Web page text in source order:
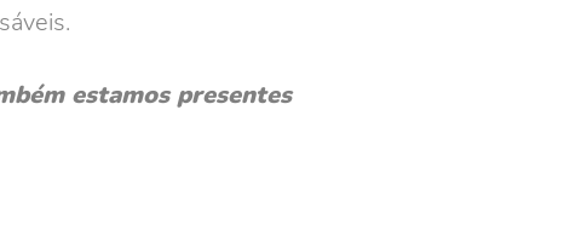
estamos presentes